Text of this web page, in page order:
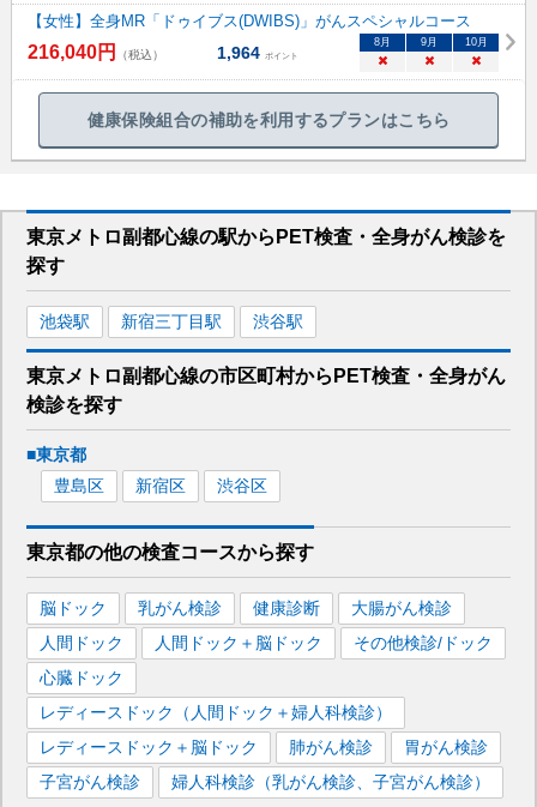
【女性】全身MR「ドゥイブス(DWIBS)」がんスペシャルコース
216,040円 （税込） 1,964 ポイント
8 月 9 月 10月
× × ×
健康保険組合の補助を利用するプランはこちら
東京メトロ副都心線の駅から PET検査・全身がん検診を
探す
池袋駅 新宿三丁目駅 渋谷駅
東京メトロ副都心線の市区町村から PET検査・全身がん
検診を探す
■東京都
豊島区
新宿区 渋谷区
東京都の他の検査コースから探す
脳ドック 乳がん検診 健康診断
大腸がん検診
人間ドック
人間ドック＋脳ドック
その他検診/ドック
心臓ドック
レディースドック（人間ドック＋婦人科検診）
レディースドック＋脳ドック
肺がん検診
胃がん検診
子宮がん検診
婦人科検診（乳がん検診、子宮がん検診）